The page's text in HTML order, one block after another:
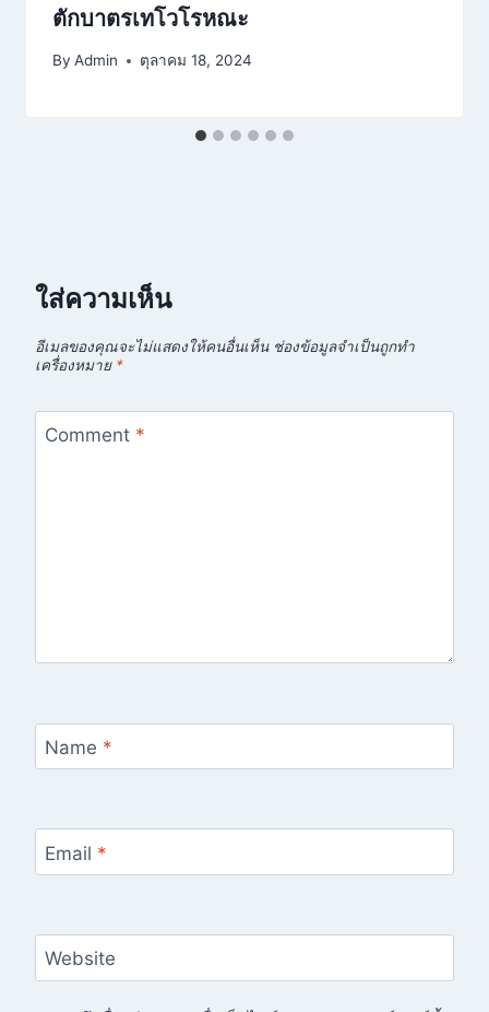
ตักบาตรเทโวโรหณะ
By Admin ตุลาคม 18, 2024
ใส่ความเห็น
อีเมลของคุณจะไม่แสดงให้คนอื่นเห็น ช่องข้อมูลจำเป็นถูกทำ
เครื่องหมาย *
Comment *
Name *
Email *
Website